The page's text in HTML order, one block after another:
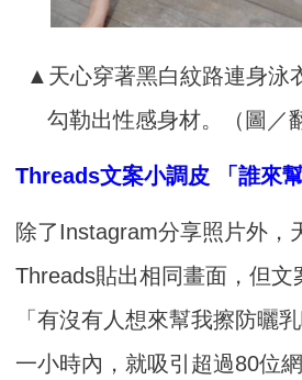
▲天心穿著黑白紋路連身泳
勾勒出性感身材。（圖／
Threads文案小調皮 「誰來
除了Instagram分享照片外，
Threads貼出相同畫面，但文
「有沒有人想來幫我擦防曬
一小時內，就吸引超過80位